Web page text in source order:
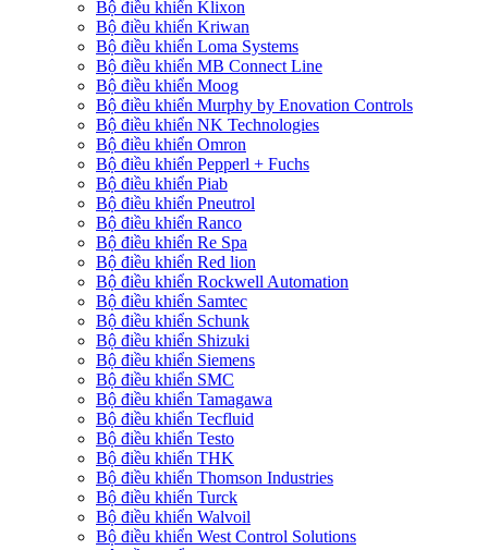
Bộ điều khiển Klixon
Bộ điều khiển Kriwan
Bộ điều khiển Loma Systems
Bộ điều khiển MB Connect Line
Bộ điều khiển Moog
Bộ điều khiển Murphy by Enovation Controls
Bộ điều khiển NK Technologies
Bộ điều khiển Omron
Bộ điều khiển Pepperl + Fuchs
Bộ điều khiển Piab
Bộ điều khiển Pneutrol
Bộ điều khiển Ranco
Bộ điều khiển Re Spa
Bộ điều khiển Red lion
Bộ điều khiển Rockwell Automation
Bộ điều khiển Samtec
Bộ điều khiển Schunk
Bộ điều khiển Shizuki
Bộ điều khiển Siemens
Bộ điều khiển SMC
Bộ điều khiển Tamagawa
Bộ điều khiển Tecfluid
Bộ điều khiển Testo
Bộ điều khiển THK
Bộ điều khiển Thomson Industries
Bộ điều khiển Turck
Bộ điều khiển Walvoil
Bộ điều khiển West Control Solutions